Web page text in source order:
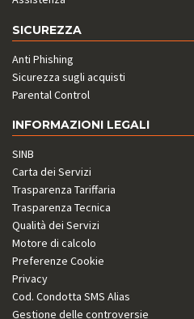
SICUREZZA
Anti Phishing
Sicurezza sugli acquisti
Parental Control
INFORMAZIONI LEGALI
SINB
Carta dei Servizi
Trasparenza Tariffaria
Trasparenza Tecnica
Qualità dei Servizi
Motore di calcolo
Preferenze Cookie
Privacy
Cod. Condotta SMS Alias
Gestione delle controversie